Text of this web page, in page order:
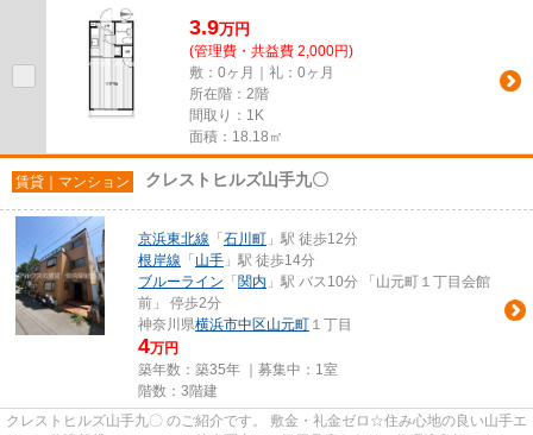
3.9万円
(管理費・共益費 2,000円)
敷：0ヶ月｜礼：0ヶ月
所在階：2階
間取り：1K
面積：18.18㎡
賃貸｜マンション クレストヒルズ山手九〇
京浜東北線 「 石川町 」駅 徒歩12分
根岸線 「 山手 」駅 徒歩14分
ブルーライン 「 関内 」駅 バス10分 「山元町１丁目会館
前」 停歩2分
神奈川県横浜市中区山元町 １丁目
4万円
築年数：築35年 ｜募集中： 1室
階数：3階建
クレストヒルズ山手九〇 のご紹介です。 敷金・礼金ゼロ☆住み心地の良い山手エ